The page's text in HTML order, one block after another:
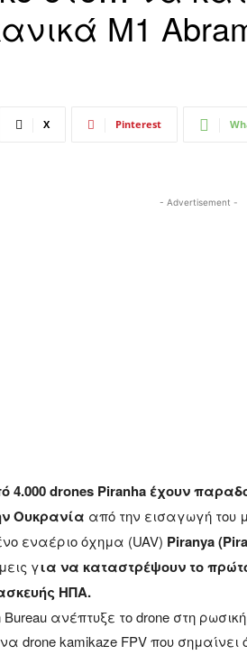
M1
X Pinterest
- Advertisement -
drones Piranha έχουν
Ουκρανία από την εισαγωγή του
εναέριο όχημα (UAV) Piranya
για να καταστρέψουν το
ΗΠΑ.
ανέπτυξε το drone στη
drone kamikaze FPV που